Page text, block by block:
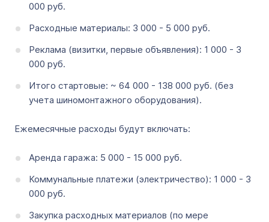
000 руб.
Расходные материалы: 3 000 - 5 000 руб.
Реклама (визитки, первые объявления): 1 000 - 3
000 руб.
Итого стартовые: ~ 64 000 - 138 000 руб. (без
учета шиномонтажного оборудования).
Ежемесячные расходы будут включать:
Аренда гаража: 5 000 - 15 000 руб.
Коммунальные платежи (электричество): 1 000 - 3
000 руб.
Закупка расходных материалов (по мере